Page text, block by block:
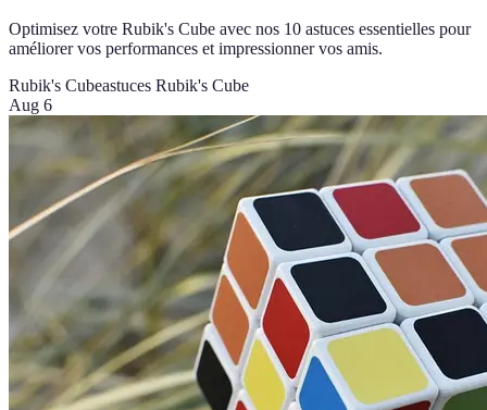
Optimisez votre Rubik's Cube avec nos 10 astuces essentielles pour
améliorer vos performances et impressionner vos amis.
Rubik's Cubeastuces Rubik's Cube
Aug 6